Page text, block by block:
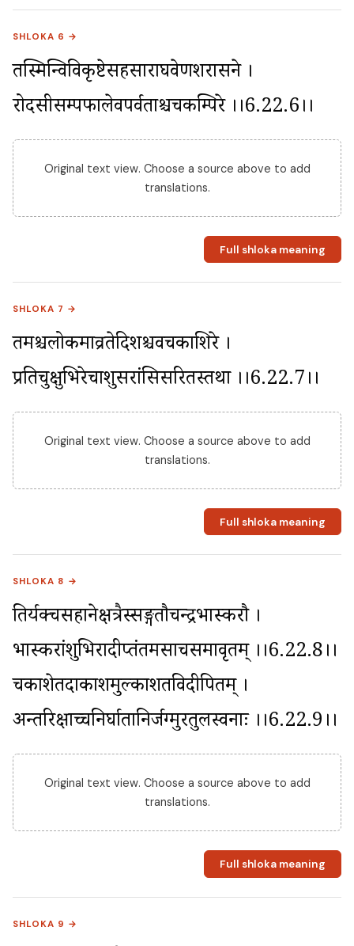
SHLOKA 6 →
तस्मिन्विविकृष्टेसहसाराघवेणशरासने ।
रोदसीसम्पफालेवपर्वताश्चचकम्पिरे ।।6.22.6।।
Original text view. Choose a source above to add
translations.
Full shloka meaning
SHLOKA 7 →
तमश्चलोकमाव्रतेदिशश्चवचकाशिरे ।
प्रतिचुक्षुभिरेचाशुसरांसिसरितस्तथा ।।6.22.7।।
Original text view. Choose a source above to add
translations.
Full shloka meaning
SHLOKA 8 →
तिर्यक्चसहानेक्षत्रैस्सङ्गतौचन्द्रभास्करौ ।
भास्करांशुभिरादीप्तंतमसाचसमावृतम् ।।6.22.8।।
चकाशेतदाकाशमुल्काशतविदीपितम् ।
अन्तरिक्षाच्चनिर्घातानिर्जग्मुरतुलस्वनाः ।।6.22.9।।
Original text view. Choose a source above to add
translations.
Full shloka meaning
SHLOKA 9 →